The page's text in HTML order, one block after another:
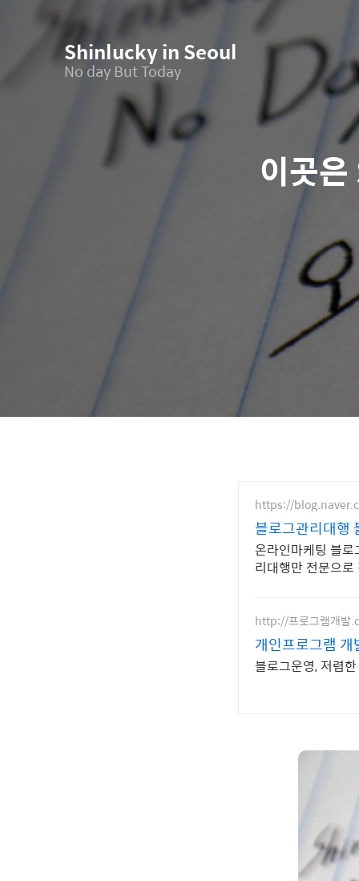
Shinlucky in Seoul
No day But Today
이곳
https://
블로그관리대행
온라인마케팅 블
리대행만 전문으
http://프로그램개발
개인프로그램
블로그운영, 저렴